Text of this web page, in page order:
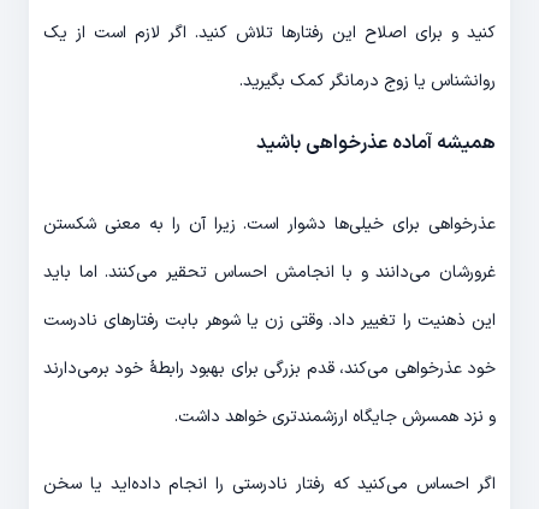
کنید و برای اصلاح این رفتارها تلاش کنید. اگر لازم است از یک
روانشناس یا زوج درمانگر کمک بگیرید.
همیشه آماده عذرخواهی باشید
عذرخواهی برای خیلی‌ها دشوار است. زیرا آن را به معنی شکستن
غرورشان می‌دانند و با انجامش احساس تحقیر می‌کنند. اما باید
این ذهنیت را تغییر داد. وقتی زن یا شوهر بابت رفتارهای نادرست
خود عذرخواهی می‌کند، قدم بزرگی برای بهبود رابطۀ خود برمی‌دارند
و نزد همسرش جایگاه ارزشمندتری خواهد داشت.
اگر احساس می‌کنید که رفتار نادرستی را انجام داده‌اید یا سخن